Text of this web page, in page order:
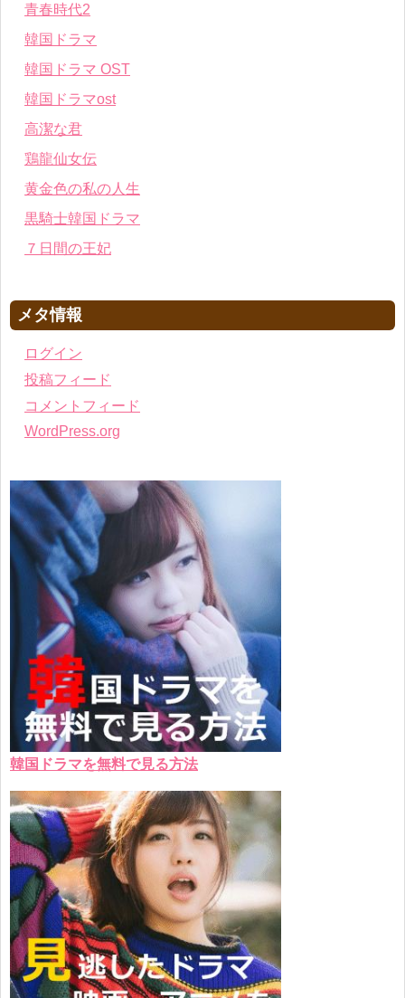
青春時代2
韓国ドラマ
韓国ドラマ OST
韓国ドラマost
高潔な君
鶏龍仙女伝
黄金色の私の人生
黒騎士韓国ドラマ
７日間の王妃
メタ情報
ログイン
投稿フィード
コメントフィード
WordPress.org
韓国ドラマを無料で見る方法